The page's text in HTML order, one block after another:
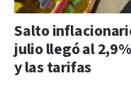
Salto
julio llegó al
y las tarifas